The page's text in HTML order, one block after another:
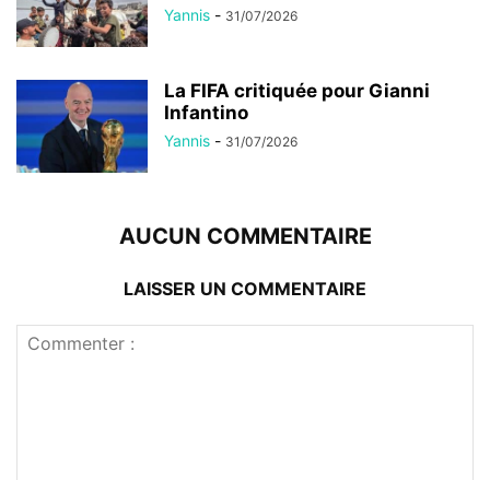
Yannis - 31/07/2026
La FIFA critiquée pour Gianni
Infantino
Yannis - 31/07/2026
AUCUN COMMENTAIRE
LAISSER UN COMMENTAIRE